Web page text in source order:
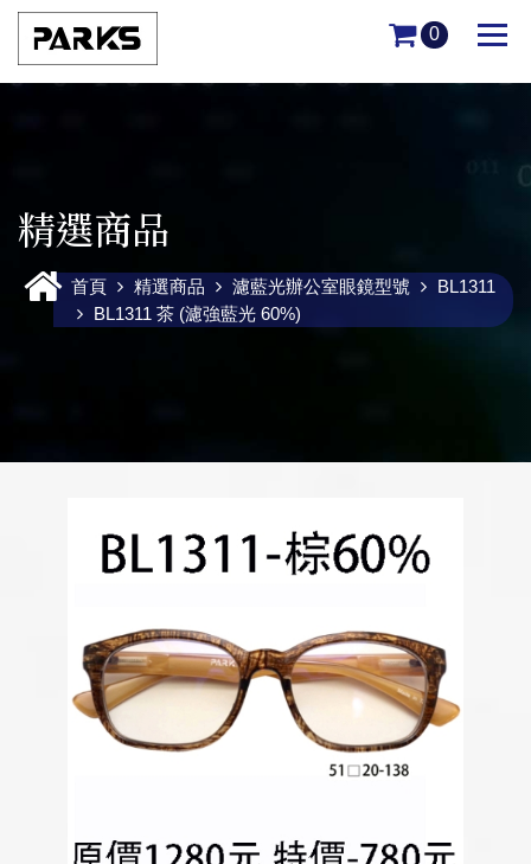
0
精選商品
首頁 精選商品 濾藍光辦公室眼鏡型號
BL1311
BL1311 茶 (濾強藍光 60%)